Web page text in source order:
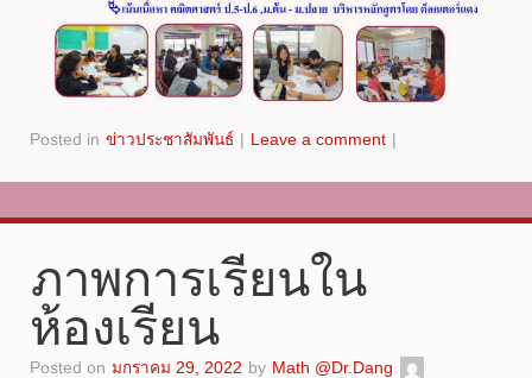
Posted in ข่าวประชาสัมพันธ์ | Leave a comment |
ภาพการเรียนใน
ห้องเรียน
Posted on มกราคม 29, 2022 by Math @Dr.Dang